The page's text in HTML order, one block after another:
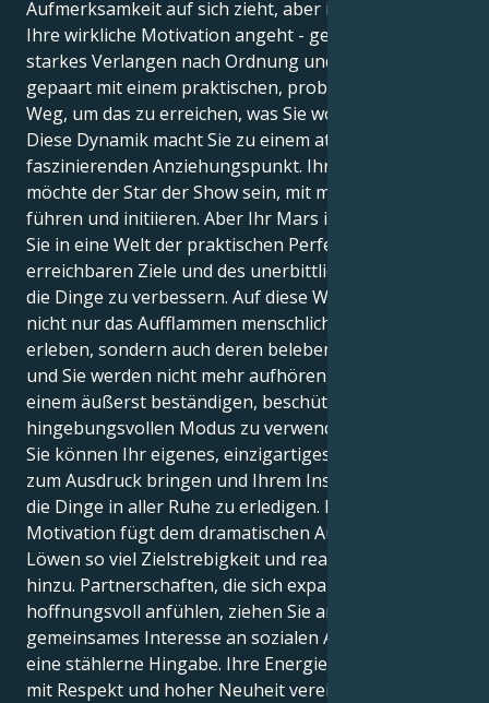
Aufmerksamkeit auf sich zieht, aber innerlich - was
Ihre wirkliche Motivation angeht - geht es um ein
starkes Verlangen nach Ordnung und Effizienz,
gepaart mit einem praktischen, problemlösenden
Weg, um das zu erreichen, was Sie wollen.
Diese Dynamik macht Sie zu einem attraktiven,
faszinierenden Anziehungspunkt. Ihre Löwe-Sonne
möchte der Star der Show sein, mit mutiger Kraft
führen und initiieren. Aber Ihr Mars in Jungfrau zieht
Sie in eine Welt der praktischen Perfektion, der
erreichbaren Ziele und des unerbittlichen Ehrgeizes,
die Dinge zu verbessern. Auf diese Weise können Sie
nicht nur das Aufflammen menschlicher Beziehungen
erleben, sondern auch deren belebende Intensität -
und Sie werden nicht mehr aufhören, Ihre Energie in
einem äußerst beständigen, beschützenden und
hingebungsvollen Modus zu verwenden.
Sie können Ihr eigenes, einzigartiges Selbst effektiv
zum Ausdruck bringen und Ihrem Instinkt folgen, um
die Dinge in aller Ruhe zu erledigen. Ihre Jungfrau-
Motivation fügt dem dramatischen Aufflackern Ihres
Löwen so viel Zielstrebigkeit und realen Boden
hinzu. Partnerschaften, die sich expansiv und
hoffnungsvoll anfühlen, ziehen Sie an; es gibt ein
gemeinsames Interesse an sozialen Anliegen und
eine stählerne Hingabe. Ihre Energie ist am besten
mit Respekt und hoher Neuheit vereinbar.